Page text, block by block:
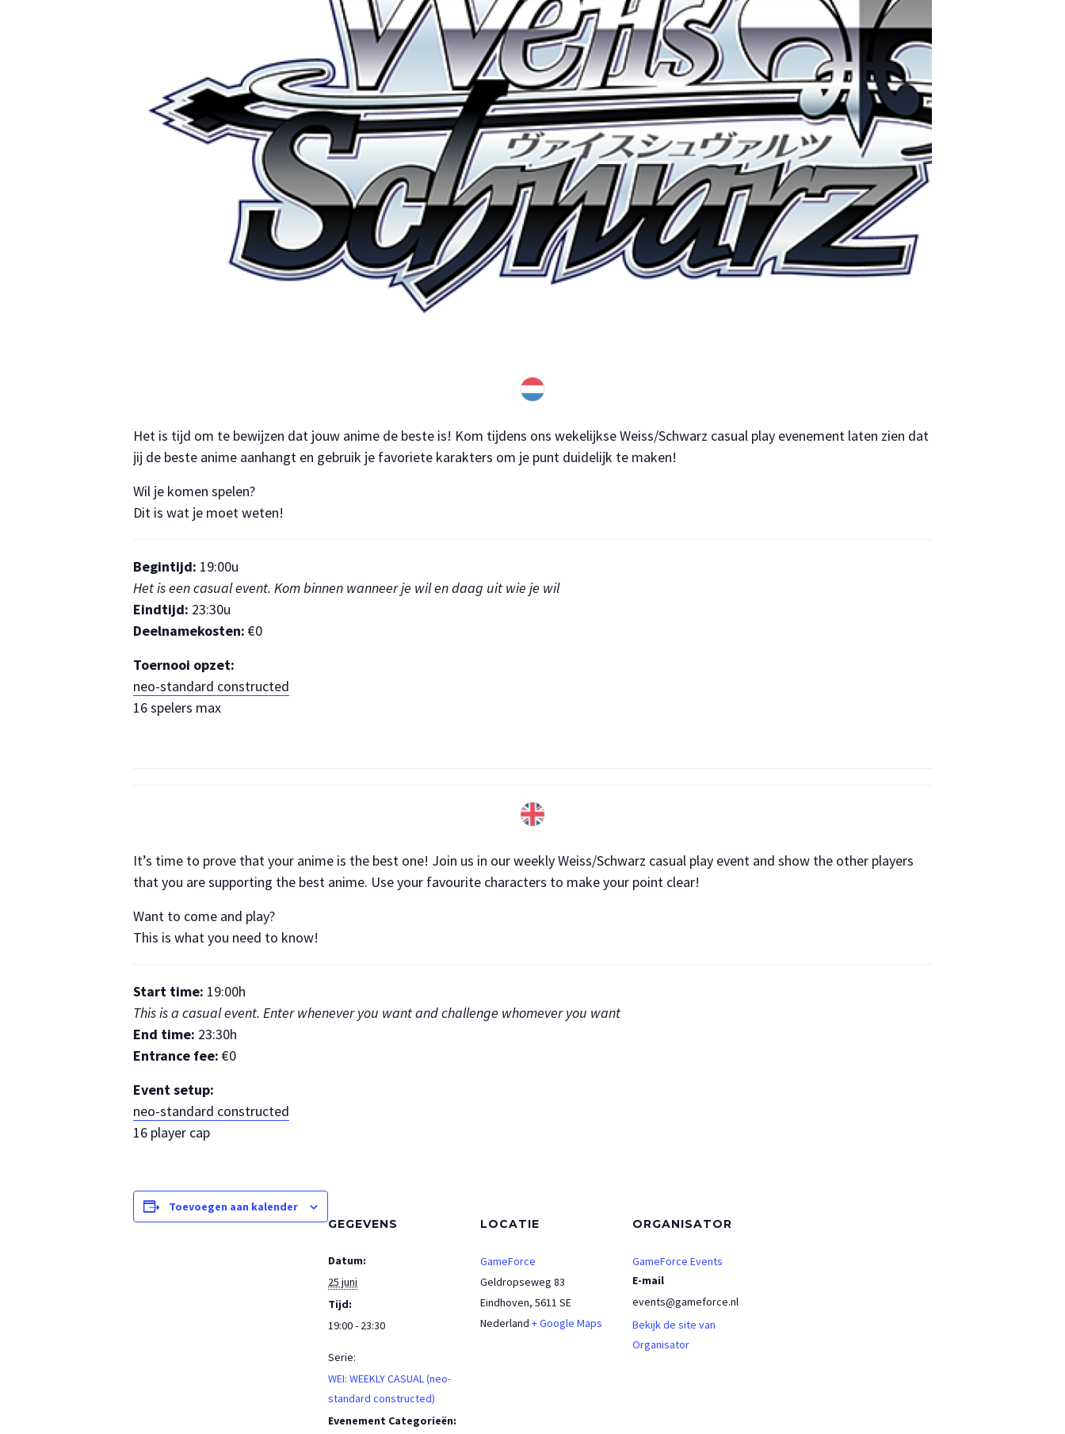
Het is tijd om te bewijzen dat jouw anime de beste is! Kom tijdens ons wekelijkse Weiss/Schwarz casual play evenement laten zien dat
jij de beste anime aanhangt en gebruik je favoriete karakters om je punt duidelijk te maken!
Wil je komen spelen?
Dit is wat je moet weten!
Begintijd: 19:00u
Het is een casual event. Kom binnen wanneer je wil en daag uit wie je wil
Eindtijd: 23:30u
Deelnamekosten: €0
Toernooi opzet:
neo-standard constructed
16 spelers max
It’s time to prove that your anime is the best one! Join us in our weekly Weiss/Schwarz casual play event and show the other players
that you are supporting the best anime. Use your favourite characters to make your point clear!
Want to come and play?
This is what you need to know!
Start time: 19:00h
This is a casual event. Enter whenever you want and challenge whomever you want
End time: 23:30h
Entrance fee: €0
Event setup:
neo-standard constructed
16 player cap
Toevoegen aan kalender
GEGEVENS
Datum:
25 juni
Tijd:
19:00 - 23:30
Serie:
WEI: WEEKLY CASUAL (neo-
standard constructed)
Evenement Categorieën:
LOCATIE
GameForce
Geldropseweg 83
Eindhoven, 5611 SE
Nederland + Google Maps
ORGANISATOR
GameForce Events
E-mail
events@gameforce.nl
Bekijk de site van
Organisator